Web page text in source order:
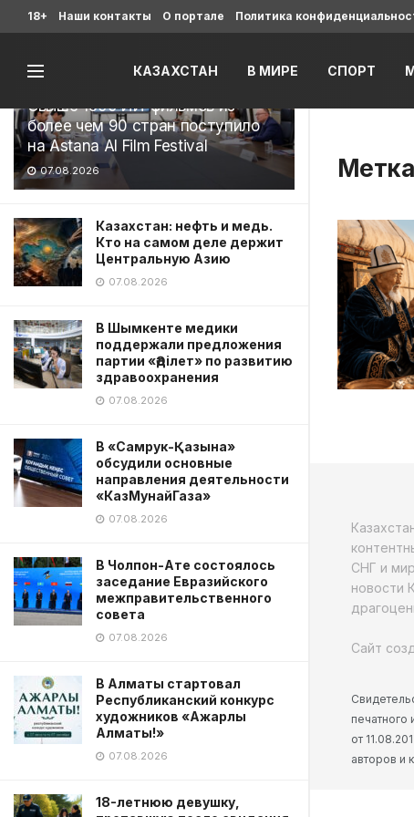
Последние
Свыше 1900 ИИ-фильмов из
более чем 90 стран поступило
на Astana AI Film Festival
07.08.2026
Казахстан: нефть и медь.
Кто на самом деле держит
Центральную Азию
07.08.2026
В Шымкенте медики
поддержали предложения
партии «Әділет» по развитию
здравоохранения
07.08.2026
В «Самрук-Қазына»
обсудили основные
направления деятельности
«КазМунайГаза»
07.08.2026
В Чолпон-Ате состоялось
заседание Евразийского
межправительственного
совета
07.08.2026
В Алматы стартовал
Республиканский конкурс
художников «Ажарлы
Алматы!»
07.08.2026
18-летнюю девушку,
18+ Наши контакты О портале Политика
КАЗАХСТАН В МИРЕ СПОРТ
СНГ и
новости
Сайт
от
авторов и